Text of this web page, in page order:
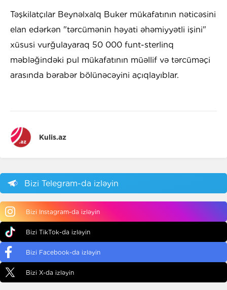
Təşkilatçılar Beynəlxalq Buker mükafatının nəticəsini
elan edərkən "tərcümənin həyati əhəmiyyətli işini"
xüsusi vurğulayaraq 50 000 funt-sterlinq
məbləğindəki pul mükafatının müəllif və tərcüməçi
arasında bərabər bölünəcəyini açıqlayıblar.
Kulis.az
Bizi Telegram-da izləyin
Bizi Instagram-da izləyin
Bizi TikTok-da izləyin
Bizi Facebook-da izləyin
Bizi X-da izləyin